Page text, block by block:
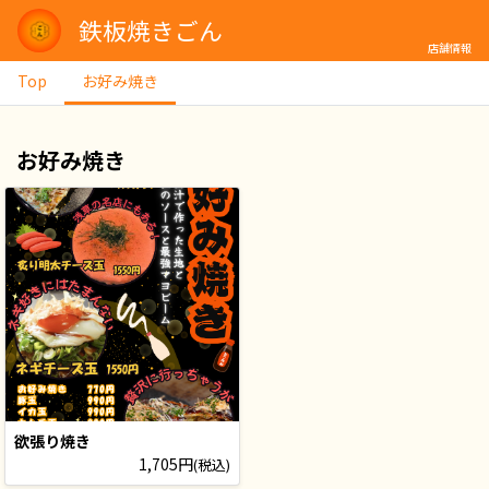
鉄板焼きごん 店舗情報
Top お好み焼き
お好み焼き
欲張り焼き
1,705円(税込)